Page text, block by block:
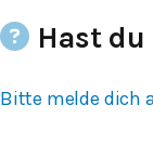
Hast du
Bitte melde dich